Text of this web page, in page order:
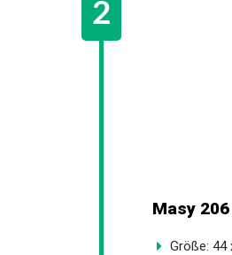
Masy
Größe: 44